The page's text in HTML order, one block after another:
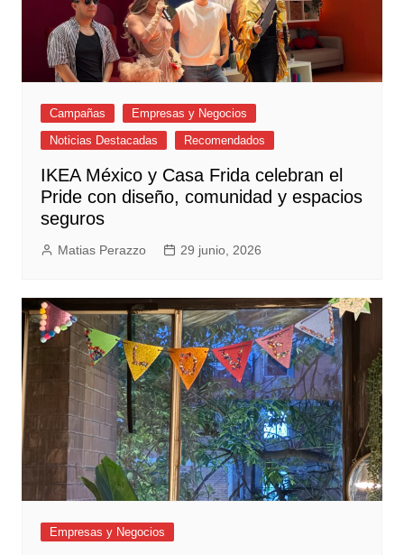
Campañas
Empresas y Negocios
Noticias Destacadas
Recomendados
IKEA México y Casa Frida celebran el
Pride con diseño, comunidad y espacios
seguros
Matias Perazzo 29 junio, 2026
Empresas y Negocios